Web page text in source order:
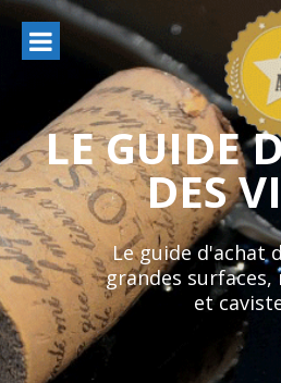
Aller
contenu
LE GUIDE
DES
Le guide d'achat
grandes surfaces,
et